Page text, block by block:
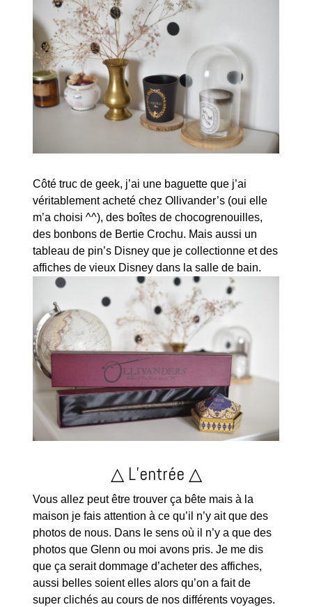
Côté truc de geek, j’ai une baguette que j’ai
véritablement acheté chez Ollivander’s (oui elle
m’a choisi ^^), des boîtes de chocogrenouilles,
des bonbons de Bertie Crochu. Mais aussi un
tableau de pin’s Disney que je collectionne et des
affiches de vieux Disney dans la salle de bain.
△ L’entrée △
Vous allez peut être trouver ça bête mais à la
maison je fais attention à ce qu’il n’y ait que des
photos de nous. Dans le sens où il n’y a que des
photos que Glenn ou moi avons pris. Je me dis
que ça serait dommage d’acheter des affiches,
aussi belles soient elles alors qu’on a fait de
super clichés au cours de nos différents voyages.